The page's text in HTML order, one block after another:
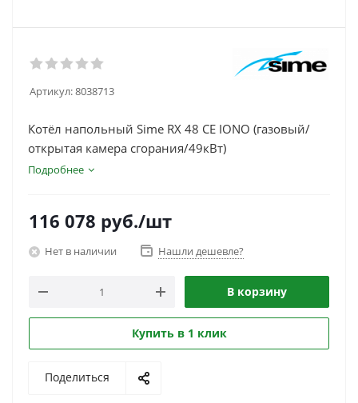
Артикул:8038713
Котёл напольный Sime RX 48 CE IONO (газовый/
открытая камера сгорания/49кВт)
Подробнее
116 078 руб./шт
Нет в наличии Нашли дешевле?
В корзину
Купить в 1 клик
Поделиться